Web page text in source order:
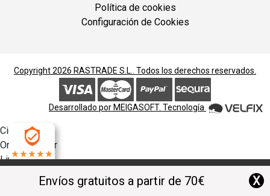
Política de cookies
Configuración de Cookies
Copyright 2026 RASTRADE S.L.. Todos los derechos reservados.
Desarrollado por MEIGASOFT. Tecnología
4.9
Envíos gratuitos a partir de 70€ X
Cierra
Ordenado por
Limpiar